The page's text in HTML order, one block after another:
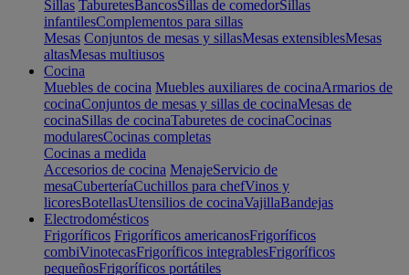
Sillas TaburetesBancosSillas de comedorSillas
infantilesComplementos para sillas
Mesas Conjuntos de mesas y sillasMesas extensiblesMesas
altasMesas multiusos
Cocina
Muebles de cocina Muebles auxiliares de cocinaArmarios de
cocinaConjuntos de mesas y sillas de cocinaMesas de
cocinaSillas de cocinaTaburetes de cocinaCocinas
modularesCocinas completas
Cocinas a medida
Accesorios de cocina MenajeServicio de
mesaCuberteríaCuchillos para chefVinos y
licoresBotellasUtensilios de cocinaVajillaBandejas
Electrodomésticos
Frigoríficos Frigoríficos americanosFrigoríficos
combiVinotecasFrigoríficos integrablesFrigoríficos
pequeñosFrigoríficos portátiles